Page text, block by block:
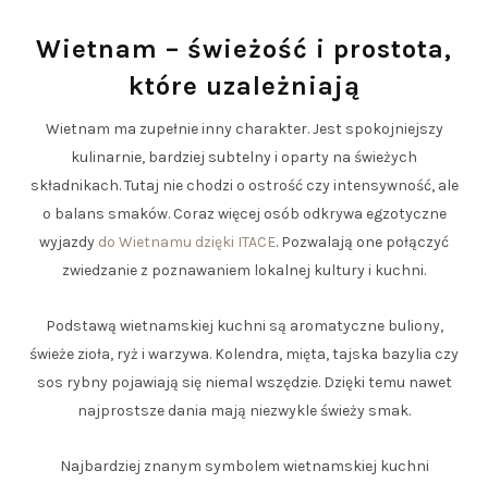
Wietnam – świeżość i prostota,
które uzależniają
Wietnam ma zupełnie inny charakter. Jest spokojniejszy
kulinarnie, bardziej subtelny i oparty na świeżych
składnikach. Tutaj nie chodzi o ostrość czy intensywność, ale
o balans smaków. Coraz więcej osób odkrywa egzotyczne
wyjazdy do Wietnamu dzięki ITACE. Pozwalają one połączyć
zwiedzanie z poznawaniem lokalnej kultury i kuchni.
Podstawą wietnamskiej kuchni są aromatyczne buliony,
świeże zioła, ryż i warzywa. Kolendra, mięta, tajska bazylia czy
sos rybny pojawiają się niemal wszędzie. Dzięki temu nawet
najprostsze dania mają niezwykle świeży smak.
Najbardziej znanym symbolem wietnamskiej kuchni